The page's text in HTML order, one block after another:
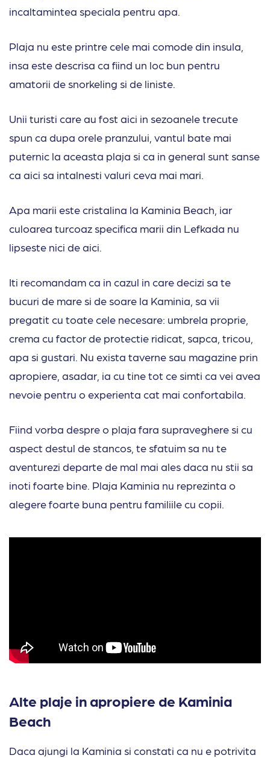
incaltamintea speciala pentru apa.
Plaja nu este printre cele mai comode din insula,
insa este descrisa ca fiind un loc bun pentru
amatorii de snorkeling si de liniste.
Unii turisti care au fost aici in sezoanele trecute
spun ca dupa orele pranzului, vantul bate mai
puternic la aceasta plaja si ca in general sunt sanse
ca aici sa intalnesti valuri ceva mai mari.
Apa marii este cristalina la Kaminia Beach, iar
culoarea turcoaz specifica marii din Lefkada nu
lipseste nici de aici.
Iti recomandam ca in cazul in care decizi sa te
bucuri de mare si de soare la Kaminia, sa vii
pregatit cu toate cele necesare: umbrela proprie,
crema cu factor de protectie ridicat, sapca, tricou,
apa si gustari. Nu exista taverne sau magazine prin
apropiere, asadar, ia cu tine tot ce simti ca vei avea
nevoie pentru o experienta cat mai confortabila.
Fiind vorba despre o plaja fara supraveghere si cu
aspect destul de stancos, te sfatuim sa nu te
aventurezi departe de mal mai ales daca nu stii sa
inoti foarte bine. Plaja Kaminia nu reprezinta o
alegere foarte buna pentru familiile cu copii.
Alte plaje in apropiere de Kaminia
Beach
Daca ajungi la Kaminia si constati ca nu e potrivita